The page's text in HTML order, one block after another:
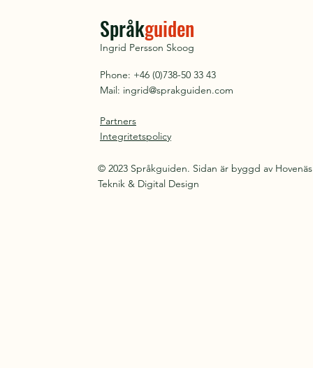
Språkguiden
Ingrid Persson Skoog
Phone: +46 (0)738-50 33 43
Mail: ingrid@sprakguiden.com
Partners
Integritetspolicy
© 2023 Språkguiden. Sidan är byggd av Hovenäs
Teknik & Digital Design